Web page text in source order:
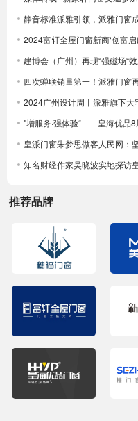
静音标准派雅引领，派雅门窗成
2024富轩全屋门窗新商‘创富启航季’12月特训：
建博会（广州）再现“强磁场“效应
四次蝉联销量第一！派雅门窗再度卫冕天猫双
2024广州设计周丨派雅旗下
"增服务·强体验“——皇海优品8周年团
皇派门窗朱梦思做客人民网：坚定长
知名财经作家吴晓波实地探访皇派门窗，探索高端
推荐品牌